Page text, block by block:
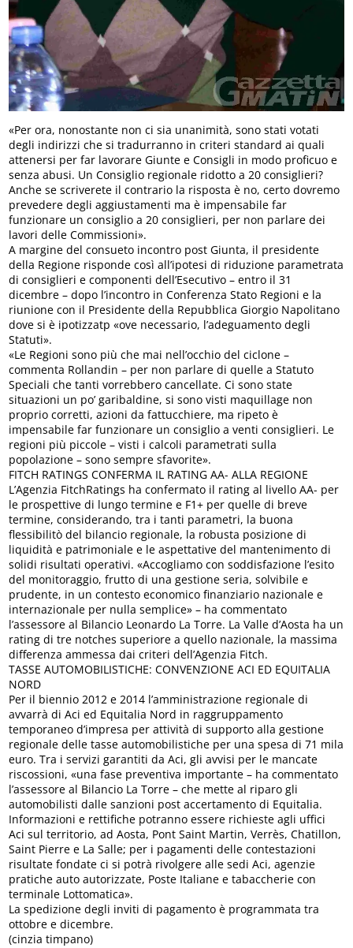
«Per ora, nonostante non ci sia unanimità, sono stati votati
degli indirizzi che si tradurranno in criteri standard ai quali
attenersi per far lavorare Giunte e Consigli in modo proficuo e
senza abusi. Un Consiglio regionale ridotto a 20 consiglieri?
Anche se scriverete il contrario la risposta è no, certo dovremo
prevedere degli aggiustamenti ma è impensabile far
funzionare un consiglio a 20 consiglieri, per non parlare dei
lavori delle Commissioni».
A margine del consueto incontro post Giunta, il presidente
della Regione risponde così all’ipotesi di riduzione parametrata
di consiglieri e componenti dell’Esecutivo – entro il 31
dicembre – dopo l’incontro in Conferenza Stato Regioni e la
riunione con il Presidente della Repubblica Giorgio Napolitano
dove si è ipotizzatp «ove necessario, l’adeguamento degli
Statuti».
«Le Regioni sono più che mai nell’occhio del ciclone –
commenta Rollandin – per non parlare di quelle a Statuto
Speciali che tanti vorrebbero cancellate. Ci sono state
situazioni un po’ garibaldine, si sono visti maquillage non
proprio corretti, azioni da fattucchiere, ma ripeto è
impensabile far funzionare un consiglio a venti consiglieri. Le
regioni più piccole – visti i calcoli parametrati sulla
popolazione – sono sempre sfavorite».
FITCH RATINGS CONFERMA IL RATING AA- ALLA REGIONE
L’Agenzia FitchRatings ha confermato il rating al livello AA- per
le prospettive di lungo termine e F1+ per quelle di breve
termine, considerando, tra i tanti parametri, la buona
flessibilitò del bilancio regionale, la robusta posizione di
liquidità e patrimoniale e le aspettative del mantenimento di
solidi risultati operativi. «Accogliamo con soddisfazione l’esito
del monitoraggio, frutto di una gestione seria, solvibile e
prudente, in un contesto economico finanziario nazionale e
internazionale per nulla semplice» – ha commentato
l’assessore al Bilancio Leonardo La Torre. La Valle d’Aosta ha un
rating di tre notches superiore a quello nazionale, la massima
differenza ammessa dai criteri dell’Agenzia Fitch.
TASSE AUTOMOBILISTICHE: CONVENZIONE ACI ED EQUITALIA
NORD
Per il biennio 2012 e 2014 l’amministrazione regionale di
avvarrà di Aci ed Equitalia Nord in raggruppamento
temporaneo d’impresa per attività di supporto alla gestione
regionale delle tasse automobilistiche per una spesa di 71 mila
euro. Tra i servizi garantiti da Aci, gli avvisi per le mancate
riscossioni, «una fase preventiva importante – ha commentato
l’assessore al Bilancio La Torre – che mette al riparo gli
automobilisti dalle sanzioni post accertamento di Equitalia.
Informazioni e rettifiche potranno essere richieste agli uffici
Aci sul territorio, ad Aosta, Pont Saint Martin, Verrès, Chatillon,
Saint Pierre e La Salle; per i pagamenti delle contestazioni
risultate fondate ci si potrà rivolgere alle sedi Aci, agenzie
pratiche auto autorizzate, Poste Italiane e tabaccherie con
terminale Lottomatica».
La spedizione degli inviti di pagamento è programmata tra
ottobre e dicembre.
(cinzia timpano)